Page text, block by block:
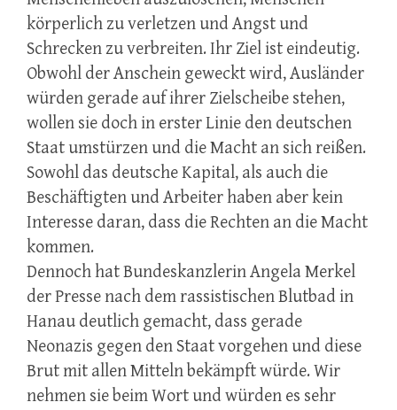
körperlich zu verletzen und Angst und
Schrecken zu verbreiten. Ihr Ziel ist eindeutig.
Obwohl der Anschein geweckt wird, Ausländer
würden gerade auf ihrer Zielscheibe stehen,
wollen sie doch in erster Linie den deutschen
Staat umstürzen und die Macht an sich reißen.
Sowohl das deutsche Kapital, als auch die
Beschäftigten und Arbeiter haben aber kein
Interesse daran, dass die Rechten an die Macht
kommen.
Dennoch hat Bundeskanzlerin Angela Merkel
der Presse nach dem rassistischen Blutbad in
Hanau deutlich gemacht, dass gerade
Neonazis gegen den Staat vorgehen und diese
Brut mit allen Mitteln bekämpft würde. Wir
nehmen sie beim Wort und würden es sehr